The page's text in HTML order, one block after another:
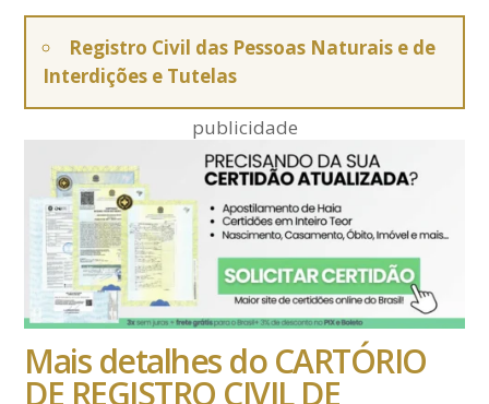
Registro Civil das Pessoas Naturais e de
Interdições e Tutelas
publicidade
Mais detalhes do CARTÓRIO
DE REGISTRO CIVIL DE